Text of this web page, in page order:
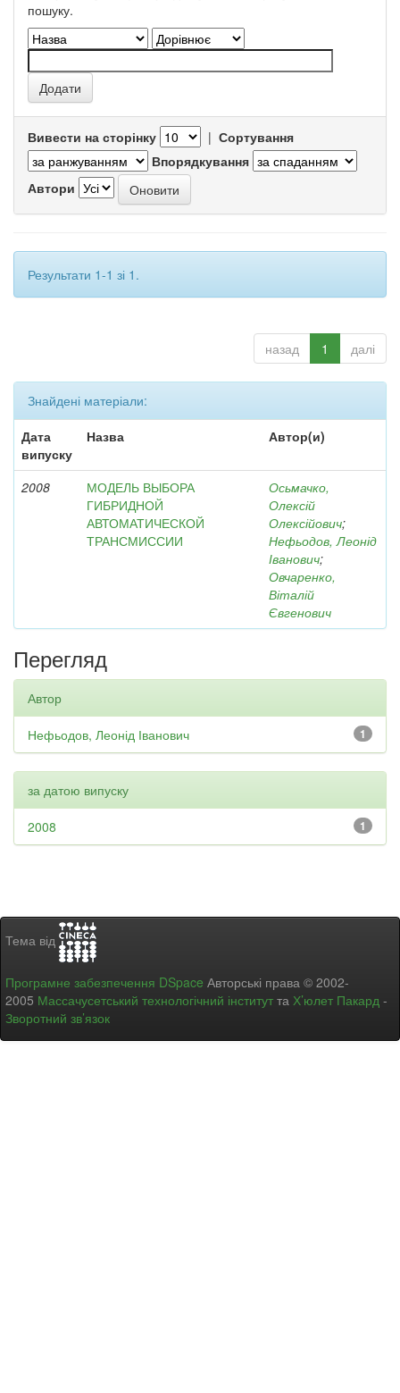
пошуку.
Вивести на сторінку | Сортування
Впорядкування
Автори
Результати 1-1 зі 1.
назад 1 далі
Знайдені матеріали:
Дата
випуску
Назва Автор(и)
2008
МОДЕЛЬ ВЫБОРА
ГИБРИДНОЙ
АВТОМАТИЧЕСКОЙ
ТРАНСМИССИИ
Осьмачко,
Олексій
Олексійович;
Нефьодов, Леонід
Іванович;
Овчаренко,
Віталій
Євгенович
Перегляд
Автор
1
Нефьодов, Леонід Іванович
за датою випуску
1
2008
Тема від
Програмне забезпечення DSpace Авторські права © 2002-
2005 Массачусетський технологічний інститут та Х’юлет Пакард -
Зворотний зв’язок